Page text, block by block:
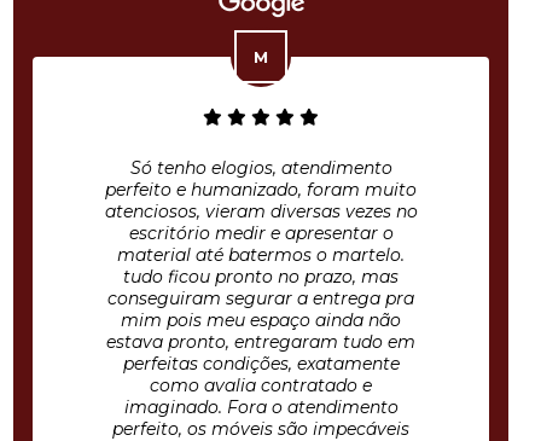
Só tenho elogios, atendimento
perfeito e humanizado, foram muito
atenciosos, vieram diversas vezes no
escritório medir e apresentar o
material até batermos o martelo.
tudo ficou pronto no prazo, mas
conseguiram segurar a entrega pra
mim pois meu espaço ainda não
estava pronto, entregaram tudo em
perfeitas condições, exatamente
como avalia contratado e
imaginado. Fora o atendimento
perfeito, os móveis são impecáveis